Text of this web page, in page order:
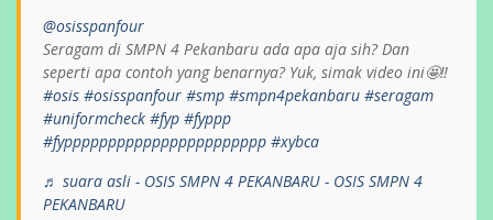
@osisspanfour
Seragam di SMPN 4 Pekanbaru ada apa aja sih? Dan
seperti apa contoh yang benarnya? Yuk, simak video ini🤩‼️
#osis #osisspanfour #smp #smpn4pekanbaru #seragam
#uniformcheck #fyp #fyppp
#fyppppppppppppppppppppppp #xybca
♬ suara asli - OSIS SMPN 4 PEKANBARU - OSIS SMPN 4
PEKANBARU